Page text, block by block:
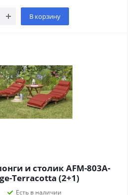
В корзину
и столик AFM-803A-
Terracotta (2+1)
Есть в наличии